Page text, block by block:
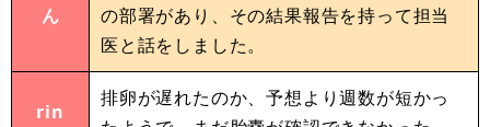
ん
の部署があり、その結果報告を持って担当
医と話をしました。
rin
排卵が遅れたのか、予想より週数が短かっ